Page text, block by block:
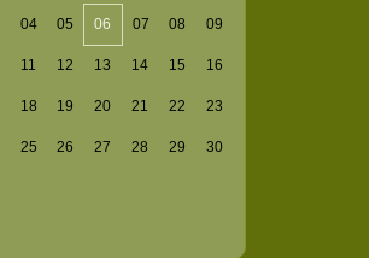
04 05 06 07 08 09
11 12 13 14 15 16
18 19 20 21 22 23
25 26 27 28 29 30